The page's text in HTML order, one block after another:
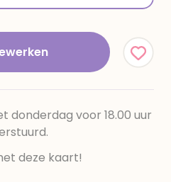
donderdag voor 18.00 uur
deze kaart!